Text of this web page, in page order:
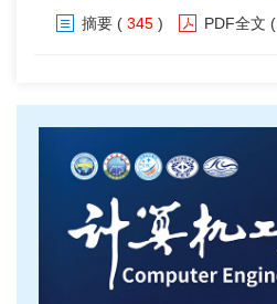
摘要 ( 345 ) PDF全文 (